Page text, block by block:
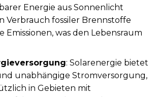
Energie aus Sonnenlicht
Verbrauch fossiler Brennstoffe
Emissionen, was den Lebensraum
: Solarenergie bietet
unabhängige Stromversorgung,
in Gebieten mit